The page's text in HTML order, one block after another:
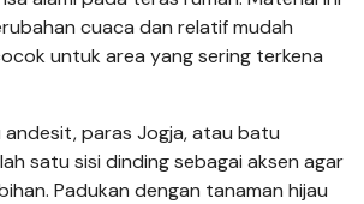
cuaca dan relatif mudah
untuk area yang sering terkena
andesit, paras Jogja, atau batu
satu sisi dinding sebagai aksen agar
Padukan dengan tanaman hijau